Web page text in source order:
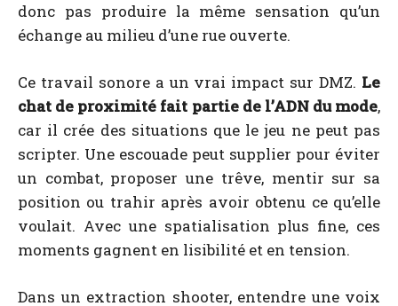
donc pas produire la même sensation qu’un
échange au milieu d’une rue ouverte.
Ce travail sonore a un vrai impact sur DMZ. Le
chat de proximité fait partie de l’ADN du mode,
car il crée des situations que le jeu ne peut pas
script­er. Une escouade peut supplier pour éviter
un combat, proposer une trêve, mentir sur sa
position ou trahir après avoir obtenu ce qu’elle
voulait. Avec une spatialisation plus fine, ces
moments gagnent en lisibilité et en tension.
Dans un extraction shooter, entendre une voix